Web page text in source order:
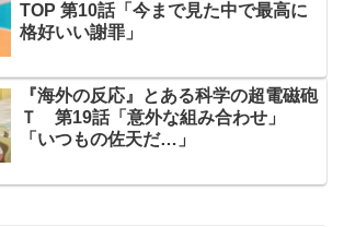
TOP 第10話「今まで見た中で最高に
格好いい謝罪」
『海外の反応』とある科学の超電磁砲
Ｔ 第19話「意外な組み合わせ」
「いつもの佐天だ…」